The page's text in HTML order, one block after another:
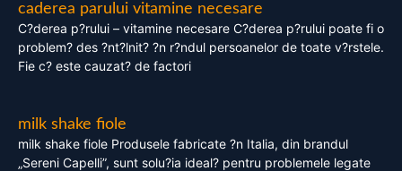
caderea parului vitamine necesare
C?derea p?rului – vitamine necesare C?derea p?rului poate fi o
problem? des ?nt?lnit? ?n r?ndul persoanelor de toate v?rstele.
Fie c? este cauzat? de factori
milk shake fiole
milk shake fiole Produsele fabricate ?n Italia, din brandul
„Sereni Capelli”, sunt solu?ia ideal? pentru problemele legate